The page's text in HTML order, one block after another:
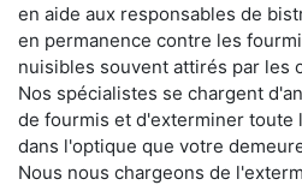
en aide aux responsables de
en permanence contre les
nuisibles souvent attirés par les
Nos spécialistes se chargent
de fourmis et d'exterminer toute
dans l'optique que votre
Nous nous chargeons de